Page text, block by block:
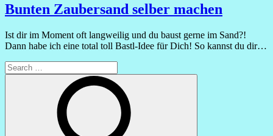
Bunten Zaubersand selber machen
Ist dir im Moment oft langweilig und du baust gerne im Sand?!
Dann habe ich eine total toll Bastl-Idee für Dich! So kannst du dir…
Search
for: